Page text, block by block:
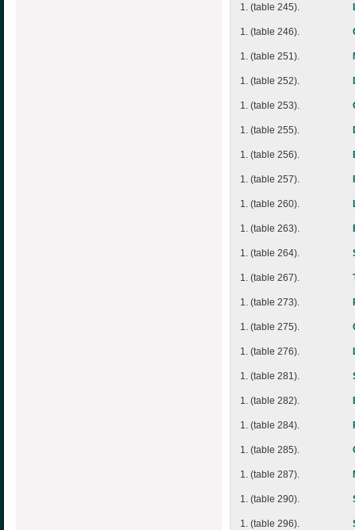
1. (table 245).
1. (table 246).
1. (table 251).
1. (table 252).
1. (table 253).
1. (table 255).
1. (table 256).
1. (table 257).
1. (table 260).
1. (table 263).
1. (table 264).
1. (table 267).
1. (table 273).
1. (table 275).
1. (table 276).
1. (table 281).
1. (table 282).
1. (table 284).
1. (table 285).
1. (table 287).
1. (table 290).
1. (table 296).